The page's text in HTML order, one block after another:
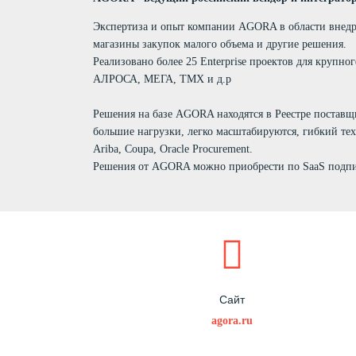
Экспертиза и опыт компании AGORA в области
магазины закупок малого объема и другие решения.
Реализовано более 25 Enterprise проектов для
АЛРОСА, МЕГА, ТМХ и д.р
Решения на базе AGORA находятся в Реестре
большие нагрузки, легко масштабируются, гибкий
Ariba, Coupa, Oracle Procurement.
Решения от AGORA можно приобрести по SaaS
Сайт
agora.ru